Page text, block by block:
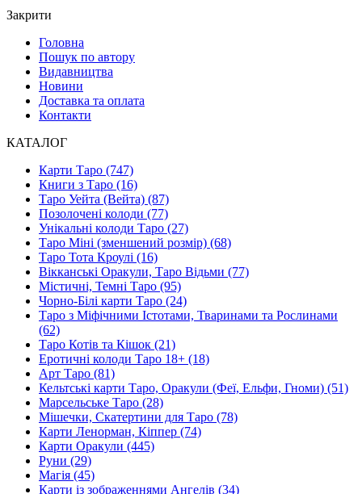
Закрити
Головна
Пошук по автору
Видавництва
Новини
Доставка та оплата
Контакти
КАТАЛОГ
Карти Таро (747)
Книги з Таро (16)
Таро Уейта (Вейта) (87)
Позолочені колоди (77)
Унікальні колоди Таро (27)
Таро Міні (зменшений розмір) (68)
Таро Тота Кроулі (16)
Вікканські Оракули, Таро Відьми (77)
Містичні, Темні Таро (95)
Чорно-Білі карти Таро (24)
Таро з Міфічними Істотами, Тваринами та Рослинами
(62)
Таро Котів та Кішок (21)
Еротичні колоди Таро 18+ (18)
Арт Таро (81)
Кельтські карти Таро, Оракули (Феї, Ельфи, Гноми) (51)
Марсельське Таро (28)
Мішечки, Скатертини для Таро (78)
Карти Ленорман, Кіппер (74)
Карти Оракули (445)
Руни (29)
Магія (45)
Карти із зображеннями Ангелів (34)